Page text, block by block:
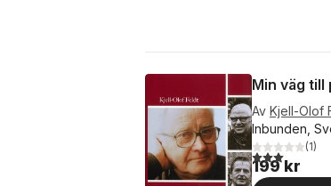
Min väg till
Av Kjell-Olof
Inbunden,
3,0utav 5(1)
199 kr